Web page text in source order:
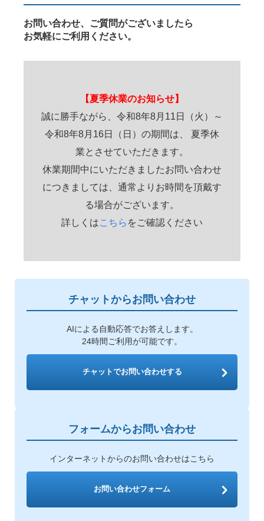
お問い合わせ、ご質問がございましたら
お気軽にご利用ください。
【夏季休業のお知らせ】
誠に勝手ながら、令和8年8月11日（火）～
令和8年8月16日（日）の期間は、 夏季休
業とさせていただきます。
休業期間中にいただきましたお問い合わせ
につきましては、通常よりお時間を頂戴す
る場合がございます。
詳しくはこちら をご確認ください
チャットからお問い合わせ
AIによる自動応答でお答えします。
24時間ご利用が可能です。
チャットでお問い合わせする
フォームからお問い合わせ
インターネットからのお問い合わせはこちら
お問い合わせフォーム